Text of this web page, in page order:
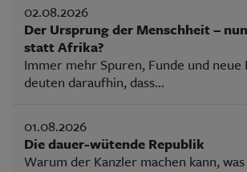
02.08.2026
Der Ursprung der Menschheit –
statt Afrika?
Immer mehr Spuren, Funde und neue
deuten daraufhin, dass...
01.08.2026
Die dauer-wütende Republik
Warum der Kanzler machen kann,